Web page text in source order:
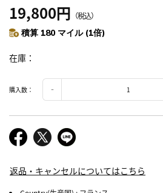
19,800円 （税込）
積算 180 マイル (1倍)
在庫
購入数：
返品・キャンセルについてはこちら